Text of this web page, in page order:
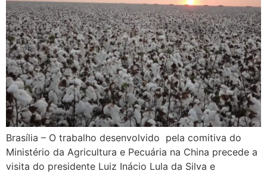
Brasília – O trabalho desenvolvido pela comitiva do
Ministério da Agricultura e Pecuária na China precede a
visita do presidente Luiz Inácio Lula da Silva e